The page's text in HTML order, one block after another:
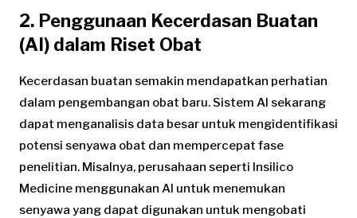
2. Penggunaan Kecerdasan Buatan
(AI) dalam Riset Obat
Kecerdasan buatan semakin mendapatkan perhatian
dalam pengembangan obat baru. Sistem AI sekarang
dapat menganalisis data besar untuk mengidentifikasi
potensi senyawa obat dan mempercepat fase
penelitian. Misalnya, perusahaan seperti Insilico
Medicine menggunakan AI untuk menemukan
senyawa yang dapat digunakan untuk mengobati